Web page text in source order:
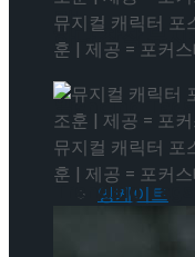
막!
Trending Tags
앙케이트
하다.창작 뮤지
막!
Trending Tags
뮤지컬 캐릭터 포
훈 | 제공 = 포커
뮤지컬 캐릭터 포
훈 | 제공 = 포커